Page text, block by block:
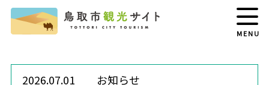
MENU
2026.07.01 お知らせ